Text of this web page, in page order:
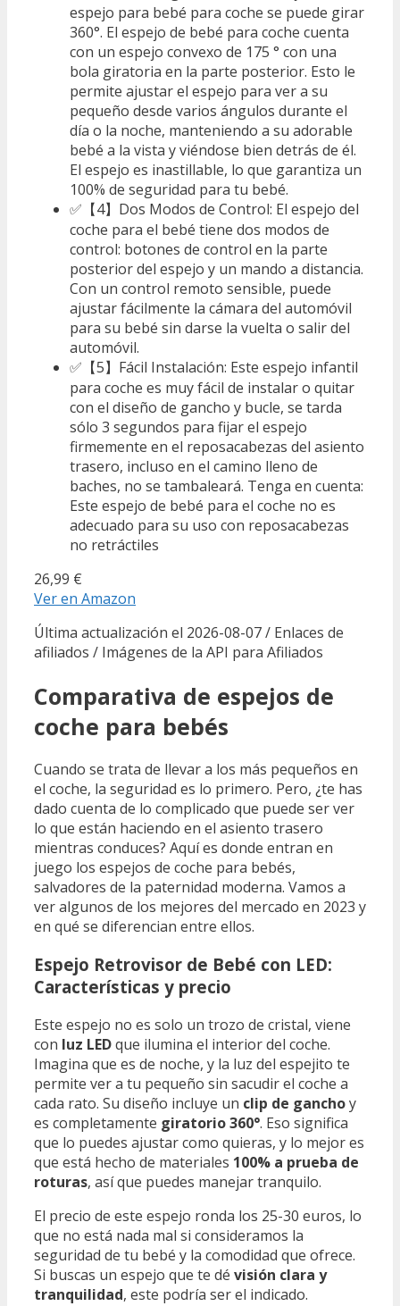
espejo para bebé para coche se puede girar
360°. El espejo de bebé para coche cuenta
con un espejo convexo de 175 ° con una
bola giratoria en la parte posterior. Esto le
permite ajustar el espejo para ver a su
pequeño desde varios ángulos durante el
día o la noche, manteniendo a su adorable
bebé a la vista y viéndose bien detrás de él.
El espejo es inastillable, lo que garantiza un
100% de seguridad para tu bebé.
✅【4】Dos Modos de Control: El espejo del
coche para el bebé tiene dos modos de
control: botones de control en la parte
posterior del espejo y un mando a distancia.
Con un control remoto sensible, puede
ajustar fácilmente la cámara del automóvil
para su bebé sin darse la vuelta o salir del
automóvil.
✅【5】Fácil Instalación: Este espejo infantil
para coche es muy fácil de instalar o quitar
con el diseño de gancho y bucle, se tarda
sólo 3 segundos para fijar el espejo
firmemente en el reposacabezas del asiento
trasero, incluso en el camino lleno de
baches, no se tambaleará. Tenga en cuenta:
Este espejo de bebé para el coche no es
adecuado para su uso con reposacabezas
no retráctiles
26,99 €
Ver en Amazon
Última actualización el 2026-08-07 / Enlaces de
afiliados / Imágenes de la API para Afiliados
Comparativa de espejos de
coche para bebés
Cuando se trata de llevar a los más pequeños en
el coche, la seguridad es lo primero. Pero, ¿te has
dado cuenta de lo complicado que puede ser ver
lo que están haciendo en el asiento trasero
mientras conduces? Aquí es donde entran en
juego los espejos de coche para bebés,
salvadores de la paternidad moderna. Vamos a
ver algunos de los mejores del mercado en 2023 y
en qué se diferencian entre ellos.
Espejo Retrovisor de Bebé con LED:
Características y precio
Este espejo no es solo un trozo de cristal, viene
con luz LEDque ilumina el interior del coche.
Imagina que es de noche, y la luz del espejito te
permite ver a tu pequeño sin sacudir el coche a
cada rato. Su diseño incluye un clip de ganchoy
es completamente giratorio 360°. Eso significa
que lo puedes ajustar como quieras, y lo mejor es
que está hecho de materiales 100% a prueba de
roturas, así que puedes manejar tranquilo.
El precio de este espejo ronda los 25-30 euros, lo
que no está nada mal si consideramos la
seguridad de tu bebé y la comodidad que ofrece.
Si buscas un espejo que te dé visión clara y
tranquilidad, este podría ser el indicado.